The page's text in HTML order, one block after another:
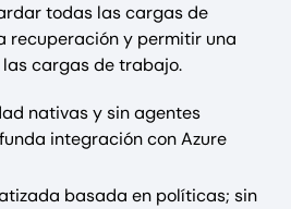
todas las cargas de
recuperación y permitir una
cargas de trabajo.
nativas y sin agentes
integración con Azure
basada en políticas; sin